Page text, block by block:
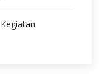
Kegiatan